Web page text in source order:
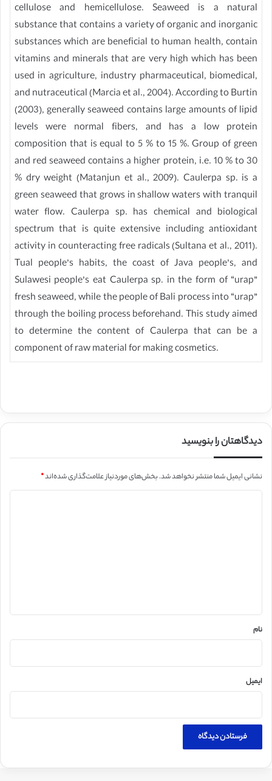
cellulose and hemicellulose. Seaweed is a natural
substance that contains a variety of organic and inorganic
substances which are beneficial to human health, contain
vitamins and minerals that are very high which has been
used in agriculture, industry pharmaceutical, biomedical,
and nutraceutical (Marcia et al., 2004). According to Burtin
(2003), generally seaweed contains large amounts of lipid
levels were normal fibers, and has a low protein
composition that is equal to 5 % to 15 %. Group of green
and red seaweed contains a higher protein, i.e. 10 % to 30
% dry weight (Matanjun et al., 2009). Caulerpa sp. is a
green seaweed that grows in shallow waters with tranquil
water flow. Caulerpa sp. has chemical and biological
spectrum that is quite extensive including antioxidant
activity in counteracting free radicals (Sultana et al., 2011).
Tual people’s habits, the coast of Java people’s, and
Sulawesi people’s eat Caulerpa sp. in the form of “urap”
fresh seaweed, while the people of Bali process into “urap”
through the boiling process beforehand. This study aimed
to determine the content of Caulerpa that can be a
component of raw material for making cosmetics.
دیدگاهتان را بنویسید
نشانی ایمیل شما منتشر نخواهد شد.بخش‌های موردنیاز علامت‌گذاری شده‌اند*
نام
ایمیل